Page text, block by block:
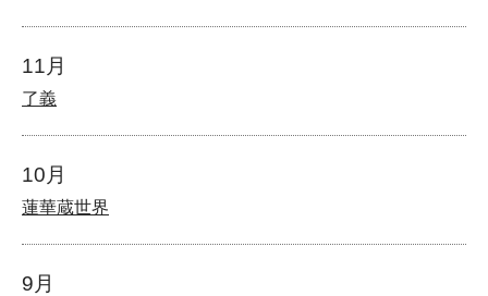
11月
了義
10月
蓮華蔵世界
9月